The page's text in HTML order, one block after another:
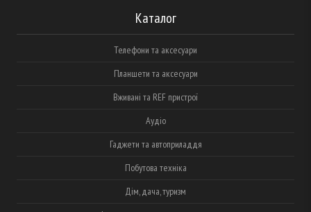
Каталог
Телефони та аксесуари
Планшети та аксесуари
Вживані та REF пристрої
Аудіо
Гаджети та автоприладдя
Побутова техніка
Дім, дача, туризм